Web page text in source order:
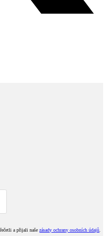
a přijali našezásady ochrany osobních údajů.